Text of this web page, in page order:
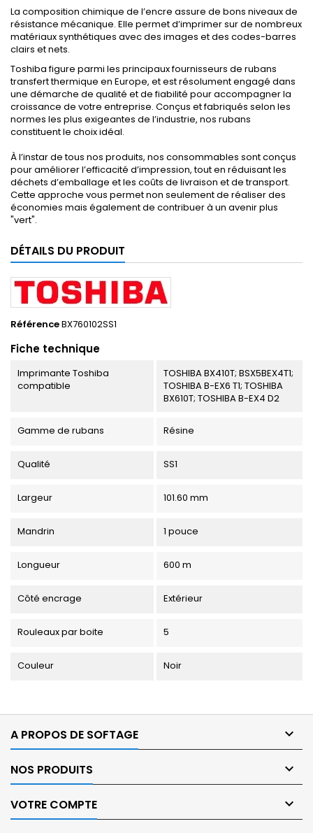
La composition chimique de l’encre assure de bons niveaux de
résistance mécanique. Elle permet d’imprimer sur de nombreux
matériaux synthétiques avec des images et des codes-barres
clairs et nets.
Toshiba figure parmi les principaux fournisseurs de rubans
transfert thermique en Europe, et est résolument engagé dans
une démarche de qualité et de fiabilité pour accompagner la
croissance de votre entreprise. Conçus et fabriqués selon les
normes les plus exigeantes de l’industrie, nos rubans
constituent le choix idéal.
À l’instar de tous nos produits, nos consommables sont conçus
pour améliorer l’efficacité d’impression, tout en réduisant les
déchets d’emballage et les coûts de livraison et de transport.
Cette approche vous permet non seulement de réaliser des
économies mais également de contribuer à un avenir plus
"vert".
DÉTAILS DU PRODUIT
RéférenceBX760102SS1
Fiche technique
Imprimante Toshiba
compatible
TOSHIBA BX410T; BSX5BEX4T1;
TOSHIBA B-EX6 T1; TOSHIBA
BX610T; TOSHIBA B-EX4 D2
Gamme de rubans Résine
Qualité SS1
Largeur 101.60 mm
Mandrin 1 pouce
Longueur 600 m
Côté encrage Extérieur
Rouleaux par boite 5
Couleur Noir
A PROPOS DE SOFTAGE 
NOS PRODUITS 
VOTRE COMPTE 